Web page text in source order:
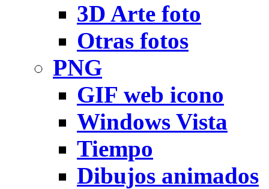
3D Arte foto
Otras fotos
PNG
GIF web icono
Windows Vista
Tiempo
Dibujos animados